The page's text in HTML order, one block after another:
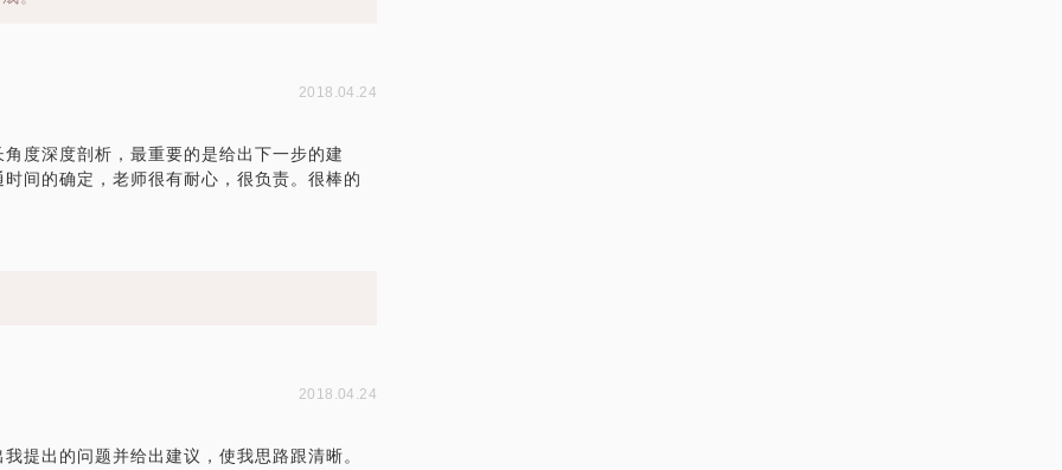
2018.04.24
度深度剖析，最重要的是给出下一步的建
间的确定，老师很有耐心，很负责。很棒的
2018.04.24
提出的问题并给出建议，使我思路跟清晰。